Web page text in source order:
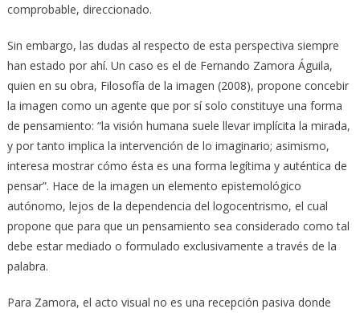
comprobable, direccionado.
Sin embargo, las dudas al respecto de esta perspectiva siempre
han estado por ahí. Un caso es el de Fernando Zamora Águila,
quien en su obra, Filosofía de la imagen (2008), propone concebir
la imagen como un agente que por sí solo constituye una forma
de pensamiento: “la visión humana suele llevar implícita la mirada,
y por tanto implica la intervención de lo imaginario; asimismo,
interesa mostrar cómo ésta es una forma legítima y auténtica de
pensar”. Hace de la imagen un elemento epistemológico
autónomo, lejos de la dependencia del logocentrismo, el cual
propone que para que un pensamiento sea considerado como tal
debe estar mediado o formulado exclusivamente a través de la
palabra.
Para Zamora, el acto visual no es una recepción pasiva donde